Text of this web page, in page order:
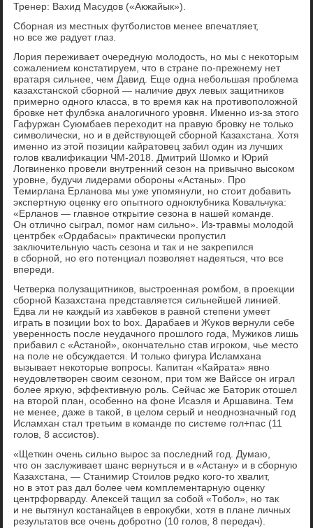
Тренер: Вахид Масудов («Акжайык»).
Сборная из местных футболистов менее впечатляет,
но все же радует глаз.
Лория переживает очередную молодость, но мы с некоторым
сожалением констатируем, что в стране по-прежнему нет
вратаря сильнее, чем Давид. Еще одна небольшая проблема
казахстанской сборной — наличие двух левых защитников
примерно одного класса, в то время как на противоположной
бровке нет фулбэка аналогичного уровня. Именно из-за этого
Гафуржан Суюмбаев переходит на правую бровку не только
символически, но и в действующей сборной Казахстана. Хотя
именно из этой позиции кайратовец забил один из лучших
голов квалификации ЧМ-2018. Дмитрий Шомко и Юрий
Логвиненко провели внутренний сезон на привычно высоком
уровне, будучи лидерами обороны «Астаны». Про
Темирлана Ерланова мы уже упомянули, но стоит добавить
экспертную оценку его опытного одноклубника Ковальчука:
«Ерланов — главное открытие сезона в нашей команде.
Он отлично сыграл, помог нам сильно». Из-травмы молодой
центрбек «Ордабасы» практически пропустил
заключительную часть сезона и так и не закрепился
в сборной, но его потенциал позволяет надеяться, что все
впереди.
Четверка полузащитников, выстроенная ромбом, в проекции
сборной Казахстана представляется сильнейшей линией.
Едва ли не каждый из хавбеков в равной степени умеет
играть в позиции box to box. Дарабаев и Жуков вернули себе
уверенность после неудачного прошлого года, Мужиков лишь
прибавил с «Астаной», окончательно став игроком, чье место
на поле не обсуждается. И только фигура Исламхана
вызывает некоторые вопросы. Капитан «Кайрата» явно
неудовлетворен своим сезоном, при том же Вайссе он играл
более яркую, эффективную роль. Сейчас же Баторик отошел
на второй план, особенно на фоне Исаэля и Аршавина. Тем
не менее, даже в такой, в целом серый и неоднозначный год
Исламхан стал третьим в команде по системе гол+пас (11
голов, 8 ассистов).
«Щеткин очень сильно вырос за последний год. Думаю,
что он заслуживает шанс вернуться и в «Астану» и в сборную
Казахстана, — Станимир Стоилов редко кого-то хвалит,
но в этот раз дал более чем комплементарную оценку
центрфорварду. Алексей тащил за собой «Тобол», но так
и не вытянул костанайцев в еврокубки, хотя в плане личных
результатов все очень добротно (10 голов, 8 передач).